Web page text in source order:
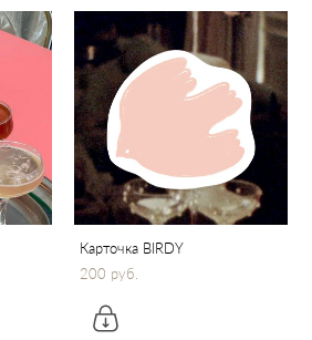
Карточка BIRDY
200 pуб.